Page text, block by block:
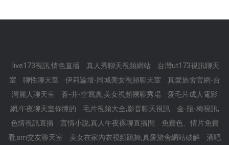
live173視訊 情色直播 真人秀聊天視頻網站
台灣ut173視訊聊天
室
聊性聊天室 伊莉論壇-同城美女視頻聊天室
真愛旅舍官網-台
灣麗人聊天室
蒼-井-空寫真,美女視頻裸聊秀場
愛毛片成人電影
網,午夜聊天室你懂的
毛片視頻大全,影音聊天視訊
金-瓶-梅視訊,
色情視訊直播
言情小說,真人午夜裸聊直播間
免費色、情片免費
看,sm交友聊天室
美女在家內衣視頻跳舞,真愛旅舍網站破解
酒吧